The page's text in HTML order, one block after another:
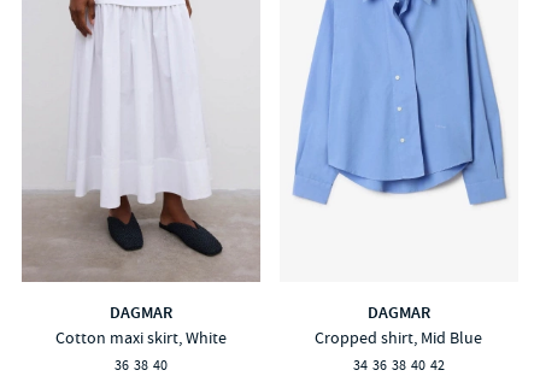
DAGMAR
Cotton maxi skirt, White
36 38 40
DAGMAR
Cropped shirt, Mid Blue
34 36 38 40 42